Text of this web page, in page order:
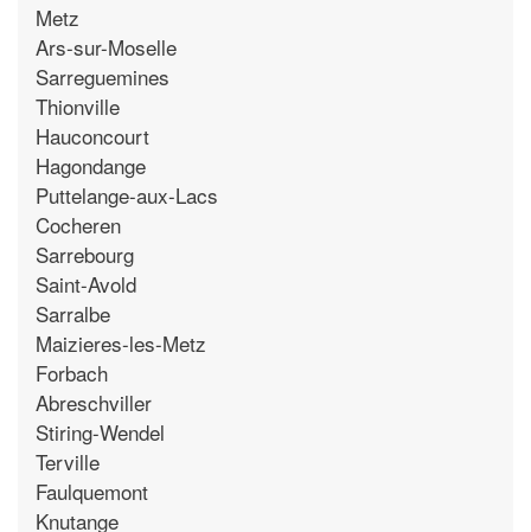
Metz
Ars-sur-Moselle
Sarreguemines
Thionville
Hauconcourt
Hagondange
Puttelange-aux-Lacs
Cocheren
Sarrebourg
Saint-Avold
Sarralbe
Maizieres-les-Metz
Forbach
Abreschviller
Stiring-Wendel
Terville
Faulquemont
Knutange